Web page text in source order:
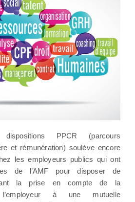
dispositions PPCR (parcours
et rémunération) soulève encore
les employeurs publics qui ont
de l’AMF pour disposer de
la prise en compte de la
à une mutuelle